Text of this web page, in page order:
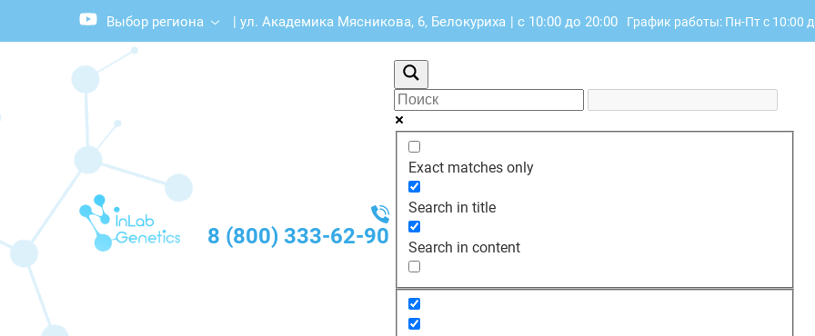
Выбор региона | ул. Академика Мясникова, 6, Белокуриха | с 10:00 до 20:00 График работы: Пн-Пт с 10:00
8 (800) 333-62-90
Exact matches only
Search in title
Search in content